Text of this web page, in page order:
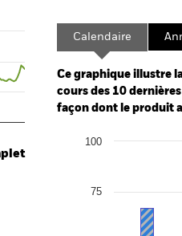
Time. Range: 2007-07-01
values. Range: -160 to 80.
Calendaire
Ce graphique illustre
cours des 10
façon dont le produit a
Chart
Bar chart with 2 data
75
100